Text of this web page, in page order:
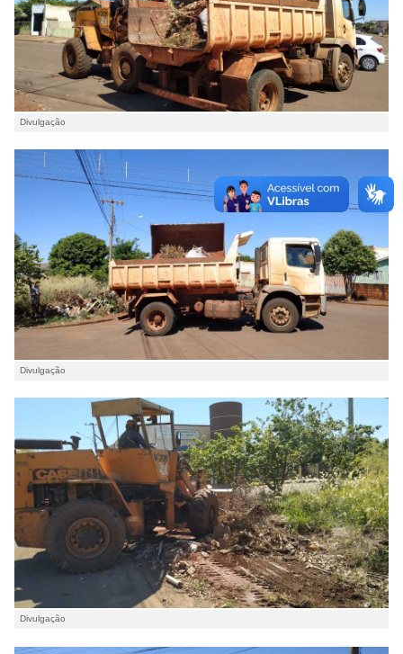
Divulgação
Divulgação
Divulgação